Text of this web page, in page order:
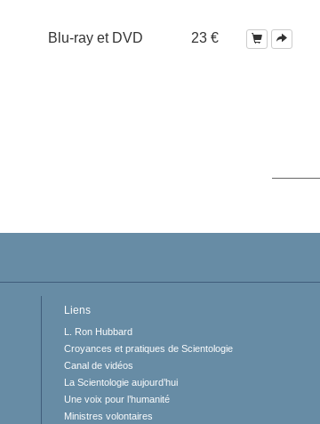
Blu-ray et DVD 23 €
Liens
L. Ron Hubbard
Croyances et pratiques de Scientologie
Canal de vidéos
La Scientologie aujourd’hui
Une voix pour l’humanité
Ministres volontaires